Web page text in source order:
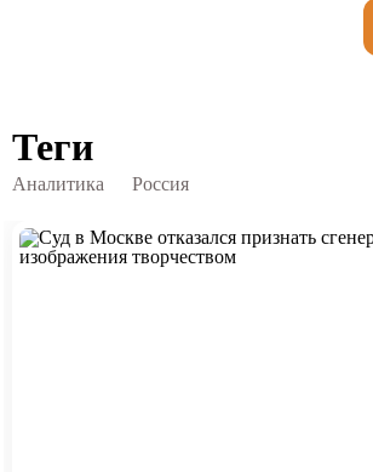
Теги
Аналитика Россия